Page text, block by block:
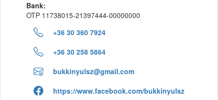
Bank:
OTP 11738015-21397444-00000000
+36 30 360 7924
+36 30 258 5864
bukkinyulsz@gmail.com
https://www.facebook.com/bukkinyulsz